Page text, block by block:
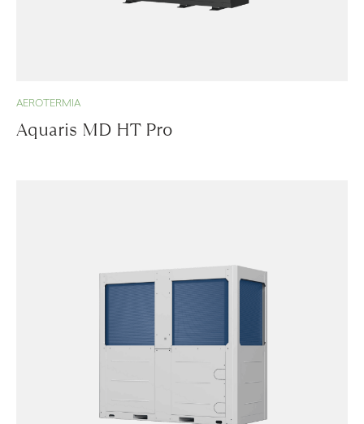
AEROTERMIA
Aquaris MD HT Pro